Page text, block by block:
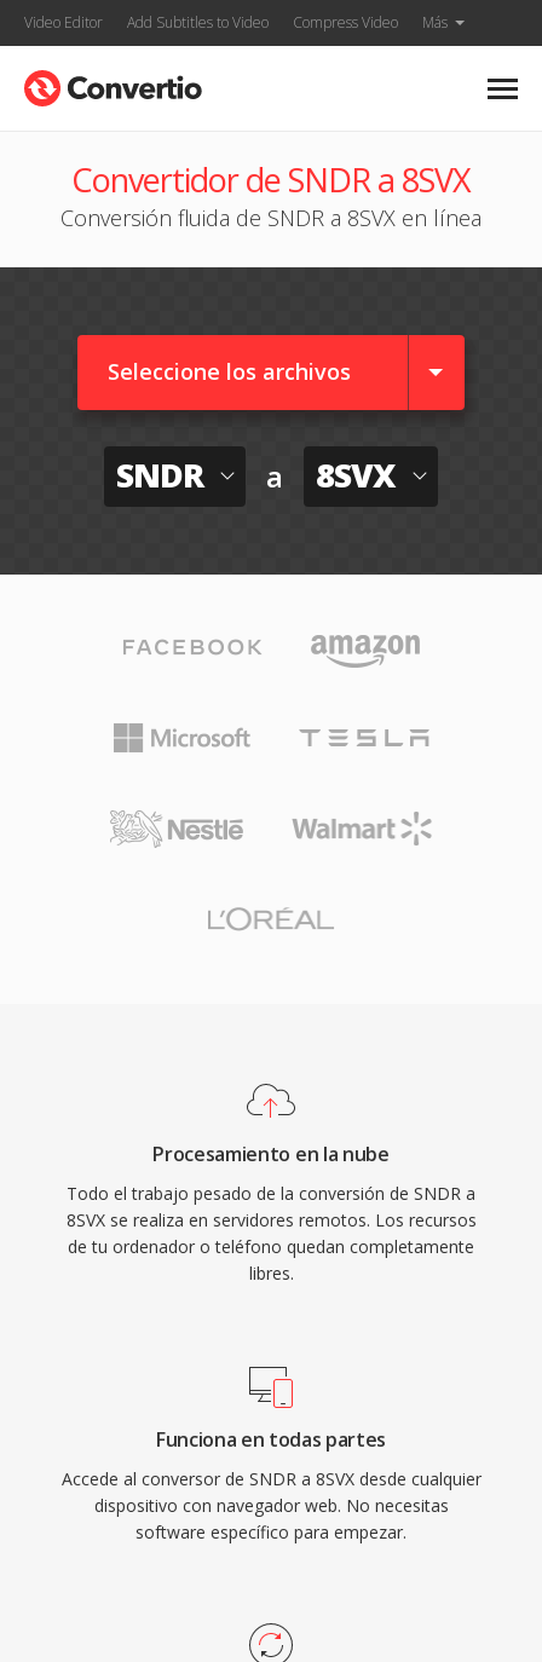
Video Editor Add Subtitles to Video Compress Video Más
Convertidor de SNDR a 8SVX
Conversión fluida de SNDR a 8SVX en línea
Seleccione los archivos
SNDR a 8SVX
Procesamiento en la nube
Todo el trabajo pesado de la conversión de SNDR a
8SVX se realiza en servidores remotos. Los recursos
de tu ordenador o teléfono quedan completamente
libres.
Funciona en todas partes
Accede al conversor de SNDR a 8SVX desde cualquier
dispositivo con navegador web. No necesitas
software específico para empezar.